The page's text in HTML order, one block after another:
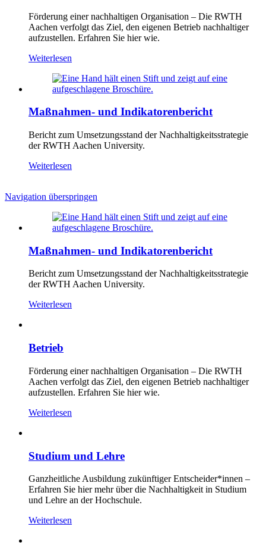
Förderung einer nachhaltigen Organisation – Die RWTH
Aachen verfolgt das Ziel, den eigenen Betrieb nachhaltiger
aufzustellen. Erfahren Sie hier wie.
Weiterlesen
Maßnahmen- und Indikatorenbericht
Bericht zum Umsetzungsstand der Nachhaltigkeitsstrategie
der RWTH Aachen University.
Weiterlesen
Navigation überspringen
Maßnahmen- und Indikatorenbericht
Bericht zum Umsetzungsstand der Nachhaltigkeitsstrategie
der RWTH Aachen University.
Weiterlesen
Betrieb
Förderung einer nachhaltigen Organisation – Die RWTH
Aachen verfolgt das Ziel, den eigenen Betrieb nachhaltiger
aufzustellen. Erfahren Sie hier wie.
Weiterlesen
Studium und Lehre
Ganzheitliche Ausbildung zukünftiger Entscheider*innen –
Erfahren Sie hier mehr über die Nachhaltigkeit in Studium
und Lehre an der Hochschule.
Weiterlesen